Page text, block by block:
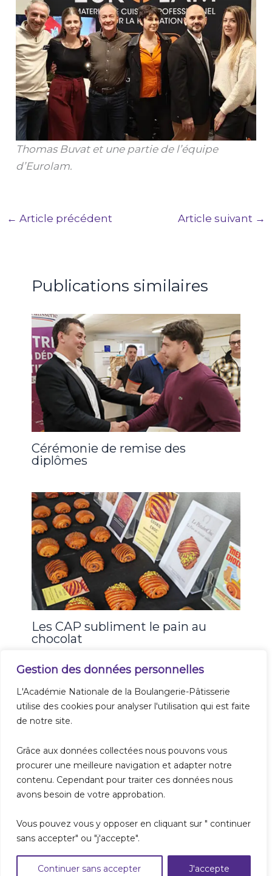
Gestion des données personnelles
L'Académie Nationale de la Boulangerie-Pâtisserie
utilise des cookies pour analyser l'utilisation qui est faite
de notre site.
Grâce aux données collectées nous pouvons vous
procurer une meilleure navigation et adapter notre
contenu. Cependant pour traiter ces données nous
avons besoin de votre approbation.
Vous pouvez vous y opposer en cliquant sur " continuer
sans accepter" ou "j'accepte".
Continuer sans accepter J'accepte
Thomas Buvat et une partie de l’équipe
d’Eurolam.
← Article précédent Article suivant →
Publications similaires
Cérémonie de remise des
diplômes
Les CAP subliment le pain au
chocolat
Nos formations
Les métiers de la boulangerie
Recrutement
Contact
Conditions Générales de Vente